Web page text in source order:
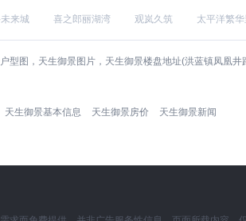
来城 喜之郎丽湖湾 观岚久筑 太平洋繁华
型图，天生御景图片，天生御景楼盘地址(洪蓝镇凤凰
天生御景基本信息 天生御景房价 天生御景新闻